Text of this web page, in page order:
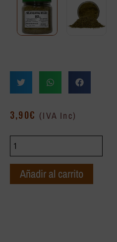
3,90€ (IVA Inc)
Añadir al carrito